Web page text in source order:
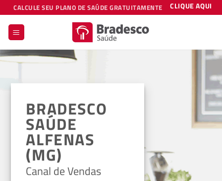
Skip
to
content
CALCULE SEU PLANO DE SAÚDE GRATUITAMENTE CLIQUE AQUI
BRADESCO
SAÚDE
ALFENAS
(MG)
Canal de Vendas